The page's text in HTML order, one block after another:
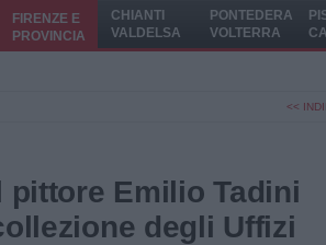
FIRENZE E
PROVINCIA
CHIANTI
VALDELSA
PONTEDERA
VOLTERRA
<<
pittore Emilio Tadini
degli Uffizi